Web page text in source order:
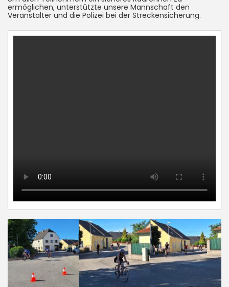
ermöglichen, unterstützte unsere Mannschaft den
Veranstalter und die Polizei bei der Streckensicherung.